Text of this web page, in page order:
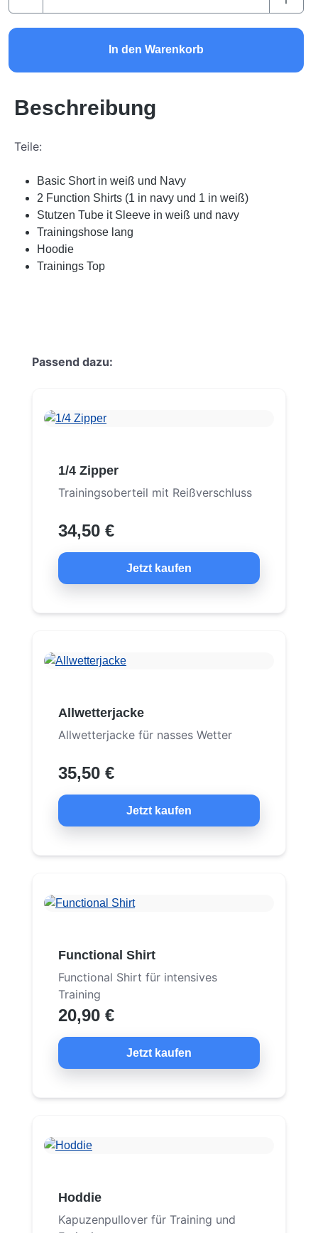
In den Warenkorb
Beschreibung
Teile:
Basic Short in weiß und Navy
2 Function Shirts (1 in navy und 1 in weiß)
Stutzen Tube it Sleeve in weiß und navy
Trainingshose lang
Hoodie
Trainings Top
Produktgalerie überspringen
Passend dazu:
1/4 Zipper
Trainingsoberteil mit Reißverschluss
34,50 €
Jetzt kaufen
Allwetterjacke
Allwetterjacke für nasses Wetter
35,50 €
Jetzt kaufen
Functional Shirt
Functional Shirt für intensives
Training
20,90 €
Jetzt kaufen
Hoddie
Kapuzenpullover für Training und